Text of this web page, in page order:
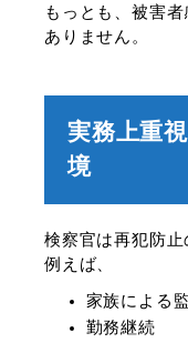
もっとも、被害
ありません。
実務上重
境
検察官は再犯防止
例えば、
家族による
勤務継続